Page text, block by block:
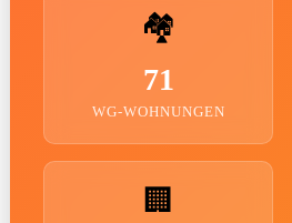
🏘️
71
WG-WOHNUNGEN
🏢